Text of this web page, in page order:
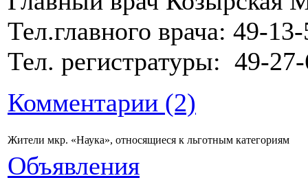
Тел.главного врача: 49-
Тел. регистратуры: 49-
Комментарии (2)
Жители мкр. «Наука», относящиеся к льготным категориям
Объявления